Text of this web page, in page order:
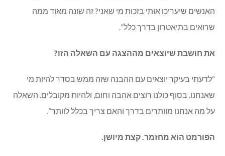
האנשים שיעריכו אותי בזכות מי שאני? זה שונה מאוד ממה
שרואים בתיאטרון בדרך כלל”.
את חושבת שיוצאים מההצגה עם השאלה הזו?
“לדעתי בעיקר יוצאים עם ההבנה שזה ממש בסדר להיות מי
שאנחנו. בסוף כולנו רוצים אהבה וחום, ולהיות מקובלים. השאלה
על מה אנחנו מוותרים בדרך והאם צריך בכלל לוותר”.
הפורמט הוא מחזמר. קצת מיושן.